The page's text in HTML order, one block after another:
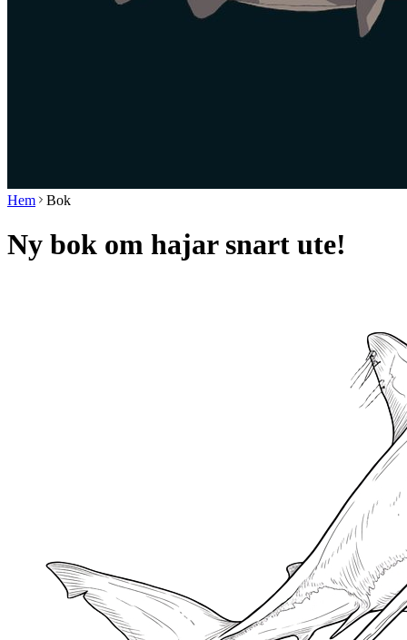
Hem Bok
Ny bok om hajar snart ute!